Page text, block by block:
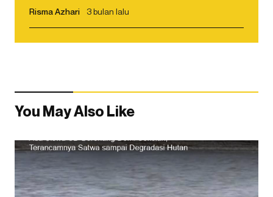
Risma Azhari 3 bulan lalu
You May Also Like